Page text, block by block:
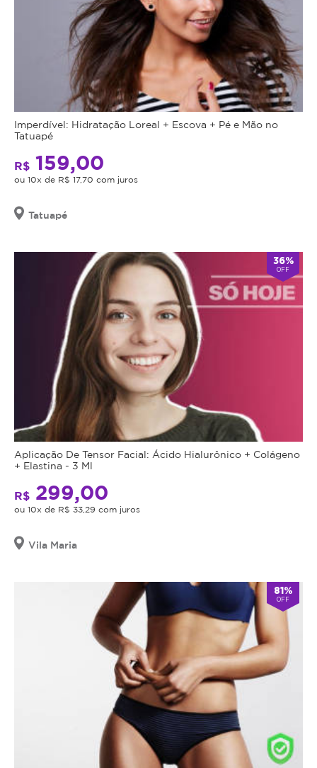
Imperdível: Hidratação Loreal + Escova + Pé e Mão no
Tatuapé
R$ 159,00
ou 10x de R$ 17,70 com juros
Tatuapé
36%
OFF
Aplicação De Tensor Facial: Ácido Hialurônico + Colágeno
+ Elastina - 3 Ml
R$ 299,00
ou 10x de R$ 33,29 com juros
Vila Maria
81%
OFF